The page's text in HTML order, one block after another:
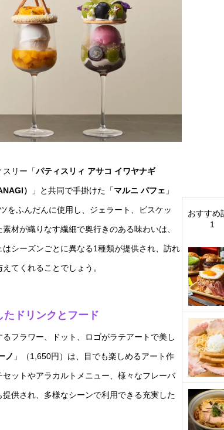
スリー「パティスリィ アサコ イワヤナギ
） 」と共同で手掛けた「マルニ パフェ 」
をふんだんに使用し、ジェラート、ビスケッ
材が織りなす繊細で奥行きのある味わいは、
シーズンごとに異なる1種類が提供され、訪れ
てくれることでしょう。
ドリンクとフード
フラワー、ドット、ロゴがラテアートで美し
ノ 」（1,650円）は、目でも楽しめるアート作
ットやアラカルトメニュー、様々なフレーバ
供され、多様なシーンで利用できる充実した
おすすめ
1